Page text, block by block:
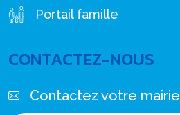
Portail famille
CONTACTEZ-NOUS
Contactez votre mairie